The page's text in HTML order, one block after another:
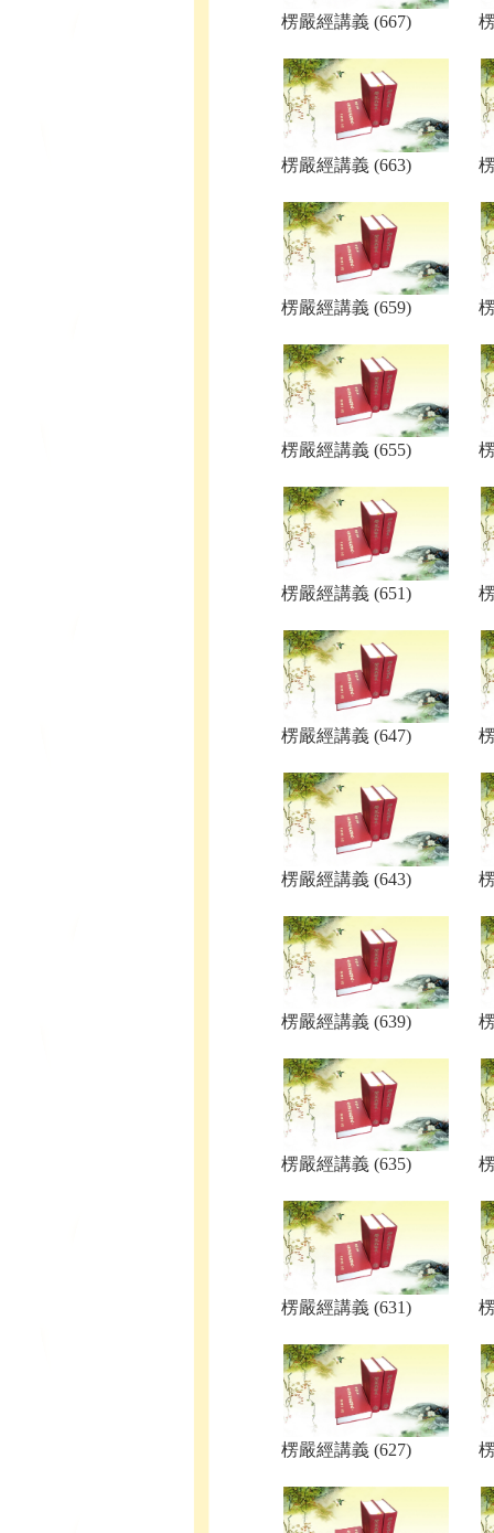
楞嚴經講義 (667)
楞嚴經講義 (663)
楞嚴經講義 (659)
楞嚴經講義 (655)
楞嚴經講義 (651)
楞嚴經講義 (647)
楞嚴經講義 (643)
楞嚴經講義 (639)
楞嚴經講義 (635)
楞嚴經講義 (631)
楞嚴經講義 (627)